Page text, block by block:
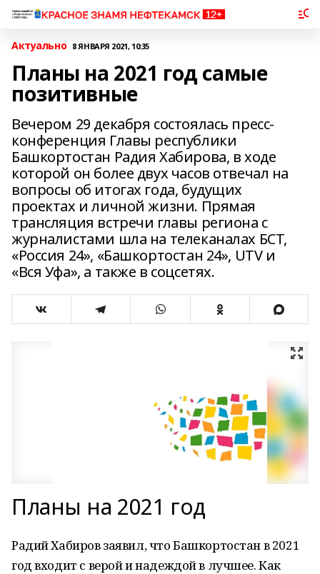
Актуально 8 ЯНВАРЯ 2021, 10:35
Планы на 2021 год самые
позитивные
Вечером 29 декабря состоялась пресс-
конференция Главы республики
Башкортостан Радия Хабирова, в ходе
которой он более двух часов отвечал на
вопросы об итогах года, будущих
проектах и личной жизни. Прямая
трансляция встречи главы региона с
журналистами шла на телеканалах БСТ,
«Россия 24», «Башкортостан 24», UTV и
«Вся Уфа», а также в соцсетях.
Планы на 2021 год
Радий Хабиров заявил, что Башкортостан в 2021
год входит с верой и надеждой в лучшее. Как